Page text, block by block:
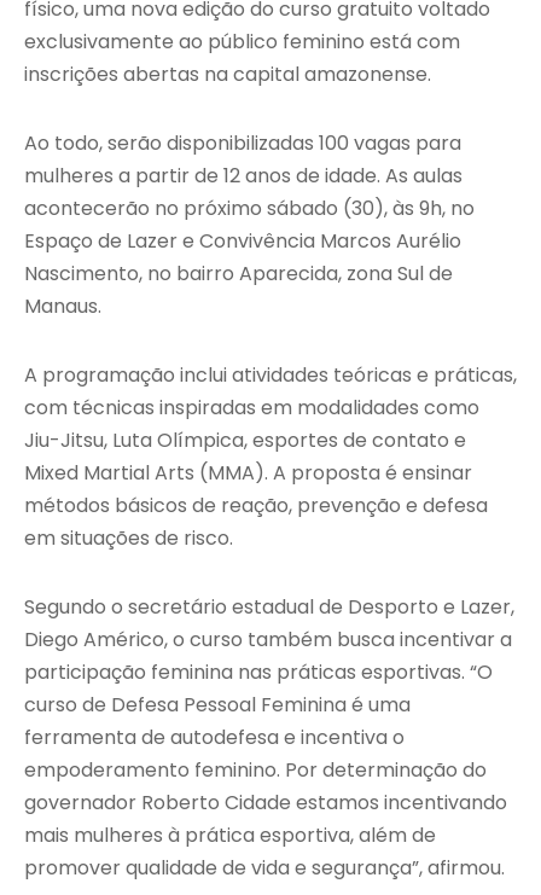
físico, uma nova edição do curso gratuito voltado
exclusivamente ao público feminino está com
inscrições abertas na capital amazonense.
Ao todo, serão disponibilizadas 100 vagas para
mulheres a partir de 12 anos de idade. As aulas
acontecerão no próximo sábado (30), às 9h, no
Espaço de Lazer e Convivência Marcos Aurélio
Nascimento, no bairro Aparecida, zona Sul de
Manaus.
A programação inclui atividades teóricas e práticas,
com técnicas inspiradas em modalidades como
Jiu-Jitsu, Luta Olímpica, esportes de contato e
Mixed Martial Arts (MMA). A proposta é ensinar
métodos básicos de reação, prevenção e defesa
em situações de risco.
Segundo o secretário estadual de Desporto e Lazer,
Diego Américo, o curso também busca incentivar a
participação feminina nas práticas esportivas. “O
curso de Defesa Pessoal Feminina é uma
ferramenta de autodefesa e incentiva o
empoderamento feminino. Por determinação do
governador Roberto Cidade estamos incentivando
mais mulheres à prática esportiva, além de
promover qualidade de vida e segurança”, afirmou.